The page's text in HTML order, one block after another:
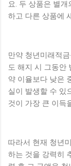
요. 두 상품은 별
하고 다른 상품에
만약 청년미래적
도 해지 시 그동안
약 이율보다 낮은
실이 발생할 수 있
것이 가장 큰 이득
따라서 현재 청년
하는 것을 강력히